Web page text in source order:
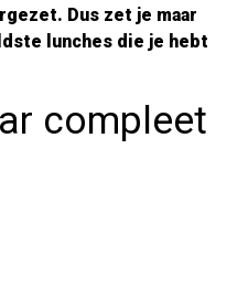
Dus zet je maar
lunches die je hebt
compleet